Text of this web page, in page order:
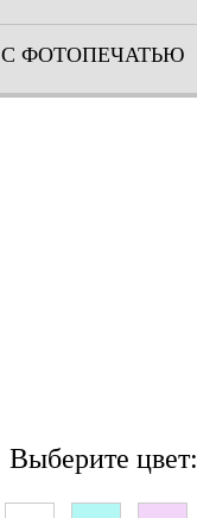
С ФОТОПЕЧАТЬЮ
Выберите цвет: